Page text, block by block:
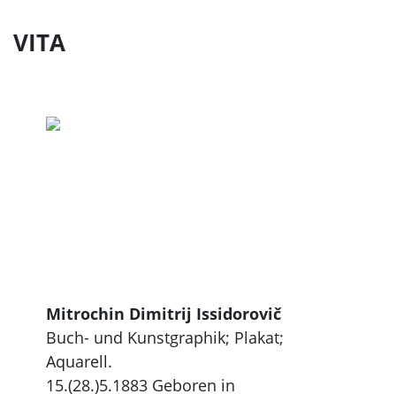
VITA
Mitrochin Dimitrij Issidorovič
Buch- und Kunstgraphik; Plakat;
Aquarell.
15.(28.)5.1883 Geboren in